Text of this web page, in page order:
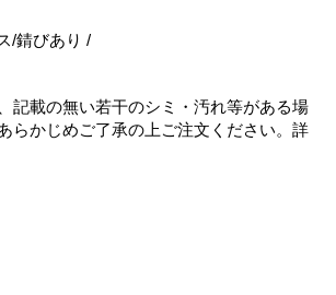
/錆びあり /
記載の無い若干のシミ・汚れ等がある場
らかじめご了承の上ご注文ください。詳